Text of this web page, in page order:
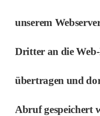
unserem
Dritter an die
übertragen und
Abruf gespeichert